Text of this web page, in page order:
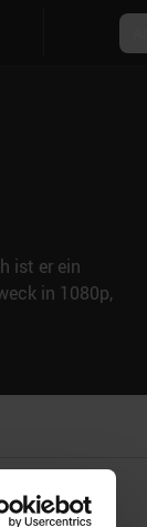
ist er ein
in 1080p,